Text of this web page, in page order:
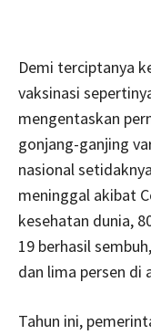
Demi terciptanya
vaksinasi
mengentaskan
gonjang-ganjing
nasional
meninggal akibat
kesehatan dunia,
19 berhasil
dan lima persen di
Tahun ini,